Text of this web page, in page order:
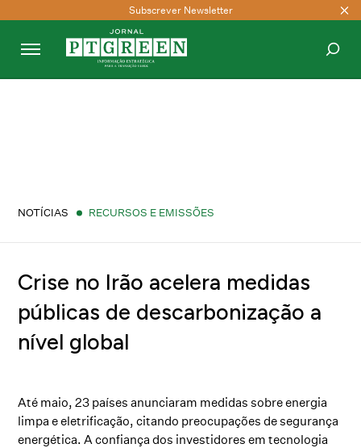
Subscrever Newsletter
NOTÍCIAS RECURSOS E EMISSÕES
Crise no Irão acelera medidas
públicas de descarbonização a
nível global
Até maio, 23 países anunciaram medidas sobre energia
limpa e eletrificação, citando preocupações de segurança
energética. A confiança dos investidores em tecnologia